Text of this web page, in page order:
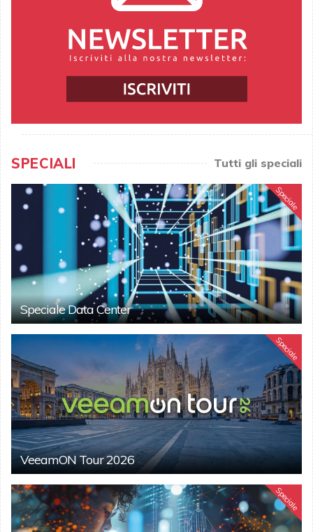
SPECIALI Tutti gli speciali
Speciale
Speciale Data Center
Speciale
VeeamON Tour 2026
Speciale